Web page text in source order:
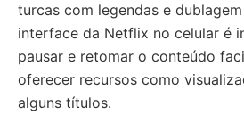
turcas com legendas e
interface da Netflix no celular é
pausar e retomar o conteúdo
oferecer recursos como
alguns títulos.